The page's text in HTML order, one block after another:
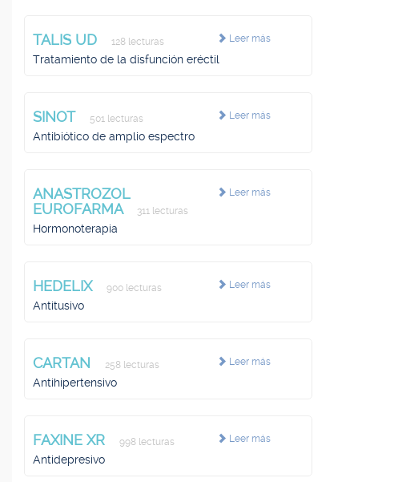
Leer más
TALIS UD 128 lecturas
Tratamiento de la disfunción eréctil
Leer más
SINOT 501 lecturas
Antibiótico de amplio espectro
Leer más
ANASTROZOL
EUROFARMA
311 lecturas
Hormonoterapia
Leer más
HEDELIX 900 lecturas
Antitusivo
Leer más
CARTAN 258 lecturas
Antihipertensivo
Leer más
FAXINE XR 998 lecturas
Antidepresivo